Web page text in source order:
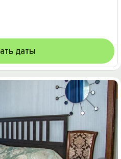
даты